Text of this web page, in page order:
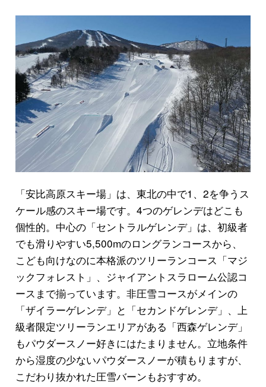
「安比高原スキー場」は、東北の中で1、2を争うス
ケール感のスキー場です。4つのゲレンデはどこも
個性的。中心の「セントラルゲレンデ」は、初級者
でも滑りやすい5,500mのロングランコースから、
こども向けなのに本格派のツリーランコース「マジ
ックフォレスト」、ジャイアントスラローム公認コ
ースまで揃っています。非圧雪コースがメインの
「ザイラーゲレンデ」と「セカンドゲレンデ」、上
級者限定ツリーランエリアがある「西森ゲレンデ」
もパウダースノー好きにはたまりません。立地条件
から湿度の少ないパウダースノーが積もりますが、
こだわり抜かれた圧雪バーンもおすすめ。